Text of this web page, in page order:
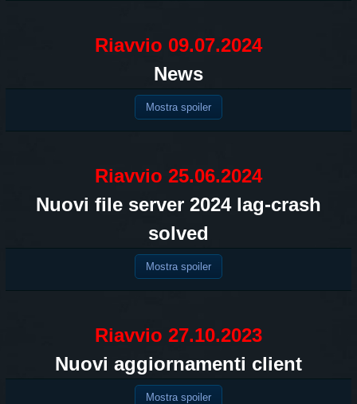
Riavvio 09.07.2024
News
Mostra spoiler
Riavvio 25.06.2024
Nuovi file server 2024 lag-crash
solved
Mostra spoiler
Riavvio 27.10.2023
Nuovi aggiornamenti client
Mostra spoiler